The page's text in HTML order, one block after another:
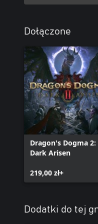
Dołączone
Dragon's Dogma 2:
Dark Arisen
219,00 zł+
Dodatki do tej